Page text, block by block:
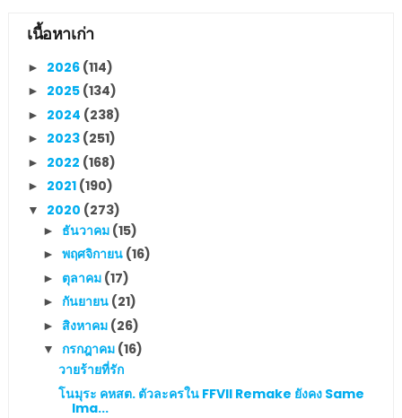
เนื้อหาเก่า
► 2026 (114)
► 2025 (134)
► 2024 (238)
► 2023 (251)
► 2022 (168)
► 2021 (190)
▼ 2020 (273)
► ธันวาคม (15)
► พฤศจิกายน (16)
► ตุลาคม (17)
► กันยายน (21)
► สิงหาคม (26)
▼ กรกฎาคม (16)
วายร้ายที่รัก
โนมุระ คหสต. ตัวละครใน FFVII Remake ยังคง Same
Ima...